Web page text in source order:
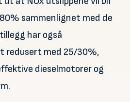
sammenlignet med de
har også
redusert med 25/30%,
dieselmotorer og